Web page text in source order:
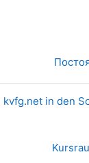
kvfg.net in den